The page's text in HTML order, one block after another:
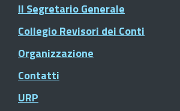
Il Segretario Generale
Collegio Revisori dei Conti
Organizzazione
Contatti
URP